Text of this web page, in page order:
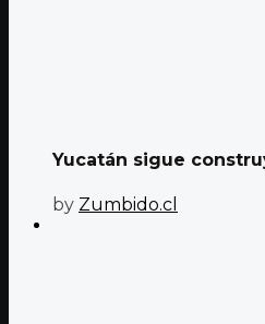
Yucatán sigue
by Zumbido.cl